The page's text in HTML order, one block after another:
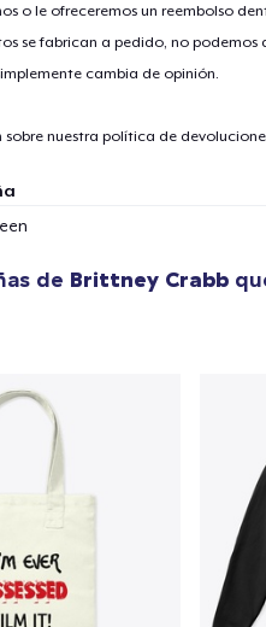
o le ofreceremos un reembolso
se fabrican a pedido, no
cambia de opinión.
nuestra política de
de Brittney Crabb